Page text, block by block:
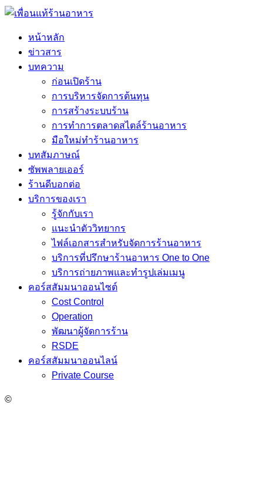
หน้าหลัก
ข่าวสาร
บทความ
ก่อนเปิดร้าน
การบริหารจัดการต้นทุน
การสร้างระบบร้าน
การทำการตลาดสไตล์ร้านอาหาร
มือใหม่ทำร้านอาหาร
บทสัมภาษณ์
ซัพพลายเออร์
ร้านดีบอกต่อ
บริการของเรา
รู้จักกับเรา
แนะนำตัววิทยากร
ไฟล์เอกสารสำหรับจัดการร้านอาหาร
บริการที่ปรึกษาร้านอาหาร One to One
บริการถ่ายภาพและทำรูปเล่มเมนู
คอร์สสัมมนาออนไซต์
Cost Control
Operation
พัฒนาผู้จัดการร้าน
RSDE
คอร์สสัมมนาออนไลน์
Private Course
©